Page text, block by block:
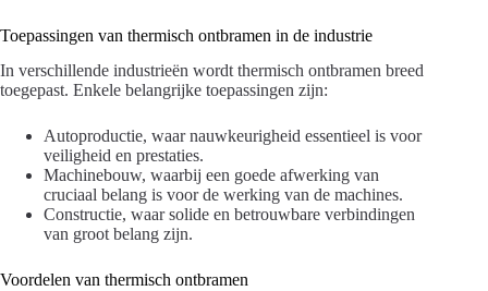
Toepassingen van thermisch ontbramen in de industrie
In verschillende industrieën wordt thermisch ontbramen breed
toegepast. Enkele belangrijke toepassingen zijn:
Autoproductie, waar nauwkeurigheid essentieel is voor
veiligheid en prestaties.
Machinebouw, waarbij een goede afwerking van
cruciaal belang is voor de werking van de machines.
Constructie, waar solide en betrouwbare verbindingen
van groot belang zijn.
Voordelen van thermisch ontbramen